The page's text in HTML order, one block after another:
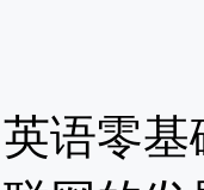
英语零基